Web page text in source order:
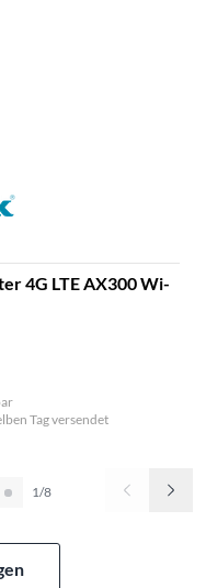
4G LTE AX300 Wi-
Tag versendet
1/8